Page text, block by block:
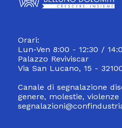
Orari:
Lun-Ven 8:00 - 12:30 /
Palazzo Reviviscar
Via San Lucano, 15 -
Canale di segnalazione
genere, molestie, violenze